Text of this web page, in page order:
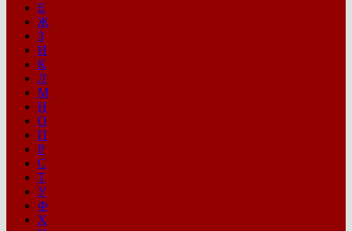
Е
Ж
З
И
К
Л
М
Н
О
П
Р
С
Т
У
Ф
Х